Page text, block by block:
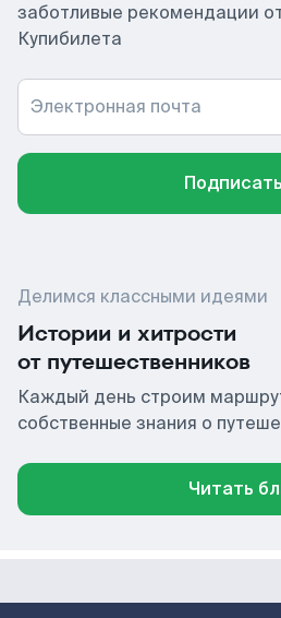
заботливые рекомендации
Купибилета
Электронная почта
Делимся классными идеями
Истории и хитрости
от путешественников
Каждый день строим
собственные знания о
Читать